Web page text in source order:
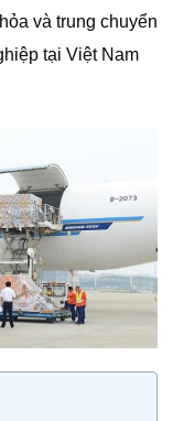
và trung chuyển
tại Việt Nam